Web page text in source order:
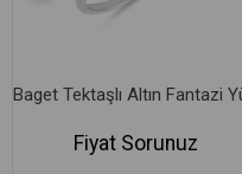
Fiyat Sorunuz